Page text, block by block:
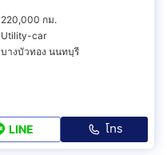
220,000 กม.
Utility-car
บางบัวทอง นนทบุรี
LINE โทร